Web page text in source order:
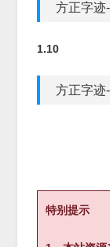
方正字迹
1.10
方正字迹
特别提示